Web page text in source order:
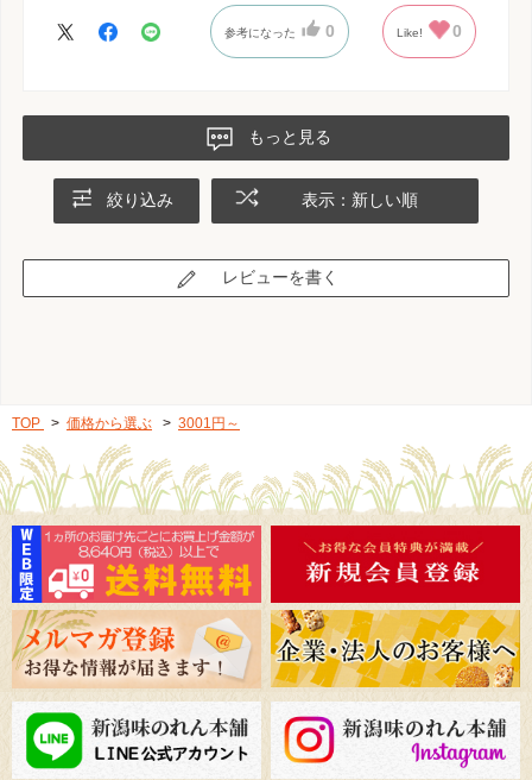
参考になった 0 Like! 0
もっと見る
絞り込み 表示：新しい順
レビューを書く
TOP > 価格から選ぶ > 3001円～